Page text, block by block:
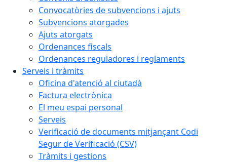
Convocatòries de subvencions i ajuts
Subvencions atorgades
Ajuts atorgats
Ordenances fiscals
Ordenances reguladores i reglaments
Serveis i tràmits
Oficina d'atenció al ciutadà
Factura electrònica
El meu espai personal
Serveis
Verificació de documents mitjançant Codi
Segur de Verificació (CSV)
Tràmits i gestions